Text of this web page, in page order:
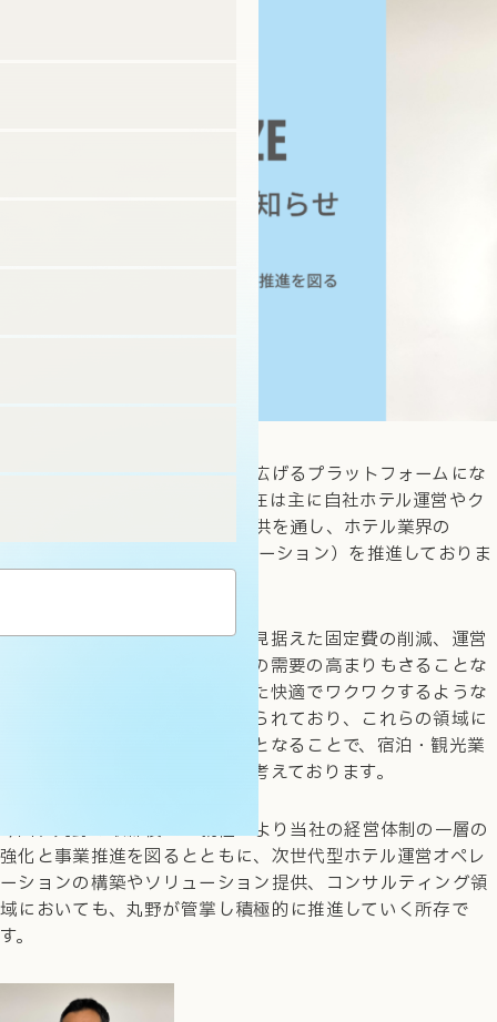
当社は「空間と時間の可能性を広げるプラットフォームにな
る」ことをビジョンに掲げ、現在は主に自社ホテル運営やク
ラウド運営ソリューションの提供を通し、ホテル業界の
DX（デジタルトランスフォーメーション）を推進しておりま
業界におけるアフターコロナを見据えた固定費の削減、運営
効率化、非対面オペレーションの需要の高まりもさることな
がら、テクノロジーの力を使った快適でワクワクするような
ホテル体験はお客様からも求められており、これらの領域に
おいてリーディングカンパニーとなることで、宿泊・観光業
界の発展に貢献していきたいと考えております。
今回、丸野の取締役CBO就任により当社の経営体制の一層の
強化と事業推進を図るとともに、次世代型ホテル運営オペレ
ーションの構築やソリューション提供、コンサルティング領
域においても、丸野が管掌し積極的に推進していく所存で
す。